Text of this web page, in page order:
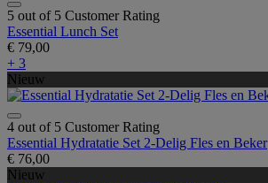
5 out of 5 Customer Rating
Essential Lunch Set
€ 79,00
+ 3
Nieuw
4 out of 5 Customer Rating
Essential Hydratatie Set 2-Delig Fles en Beker
€ 76,00
Nieuw